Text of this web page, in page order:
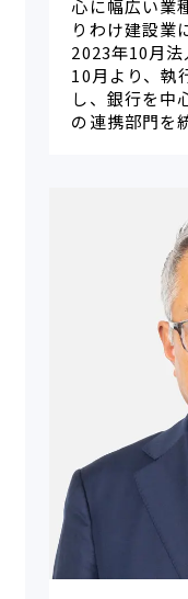
心に幅広い業
りわけ建設業
2023年10月
10月より、執
し、銀行を中
の連携部門を